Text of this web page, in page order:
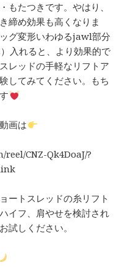
もたつきです。やはり、
締め効果も高くなりま
グ変形いわゆるjawl部分
入れると、より効果的で
レッドの手軽なリフトア
してみてください。もち
画は
CNZ-Qk4DoaJ/?
ートスレッドの糸リフト
イフ、肩やせを検討され
試しください。